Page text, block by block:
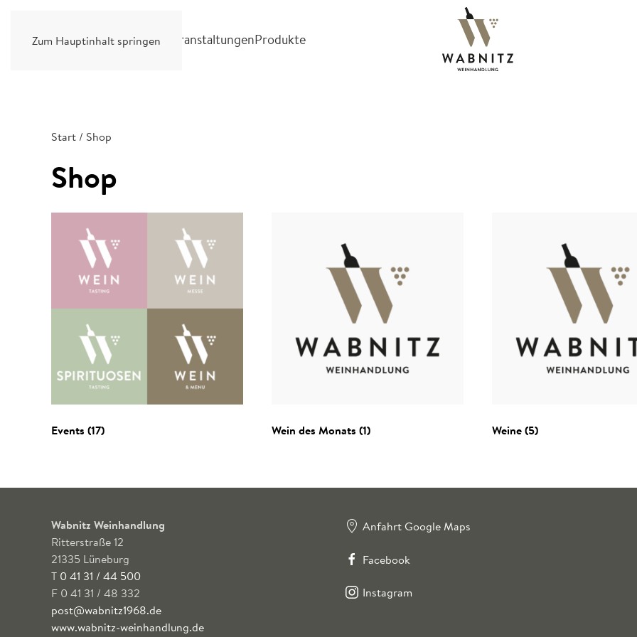
Zum Hauptinhalt springen
WeinhandlungWeinbar VeranstaltungenProdukte
Start / Shop
Shop
Events (17) Wein des Monats (1) Weine(5)
Wabnitz Weinhandlung
Ritterstraße 12
21335 Lüneburg
T 0 41 31 / 44 500
F 0 41 31 / 48 332
post@wabnitz1968.de
www.wabnitz-weinhandlung.de
Anfahrt Google Maps
Facebook
Instagram